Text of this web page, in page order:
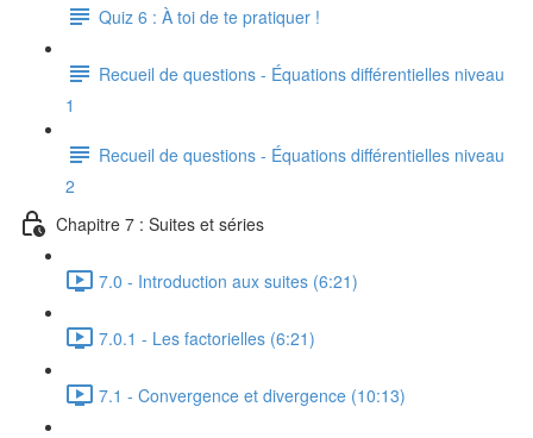
Quiz 6 : À toi de te pratiquer !
Recueil de questions - Équations différentielles niveau
1
Recueil de questions - Équations différentielles niveau
2
Chapitre 7 : Suites et séries
7.0 - Introduction aux suites (6:21)
7.0.1 - Les factorielles (6:21)
7.1 - Convergence et divergence (10:13)